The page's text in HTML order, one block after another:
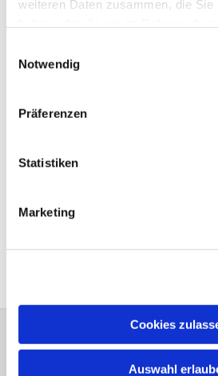
weiteren Daten zusammen, die Sie
Notwendig
Präferenzen
Statistiken
Marketing
Cookies
Auswahl
Anregungen dem